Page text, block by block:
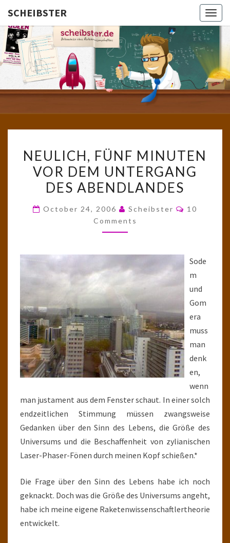
SCHEIBSTER
Gutbürgerliche
Reime Und
Mehr! In
Blogform.
School!
FÜNF
MINUTEN
VOR
UNTERGANG
NEULICH, FÜNF MINUTEN
VOR DEM UNTERGANG
DES ABENDLANDES
October 24, 2006 Scheibster Comments
10
Comments
Sode
m
und
Gom
era
muss
man
denk
en,
wenn
man justament aus dem Fenster schaut. In einer solch
endzeitlichen Stimmung müssen zwangsweise
Gedanken über den Sinn des Lebens, die Größe des
Universums und die Beschaffenheit von zylianischen
Laser-Phaser-Fönen durch meinen Kopf schießen.*
Die Frage über den Sinn des Lebens habe ich noch
geknackt. Doch was die Größe des Universums angeht,
habe ich meine eigene Raketenwissenschaftlertheorie
entwickelt.